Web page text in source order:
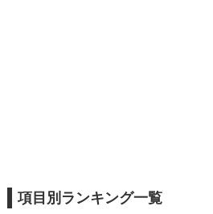
項目別ランキング一覧